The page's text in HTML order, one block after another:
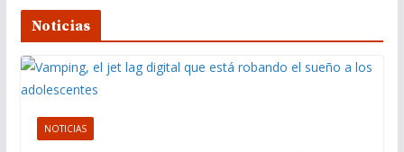
Noticias
NOTICIAS